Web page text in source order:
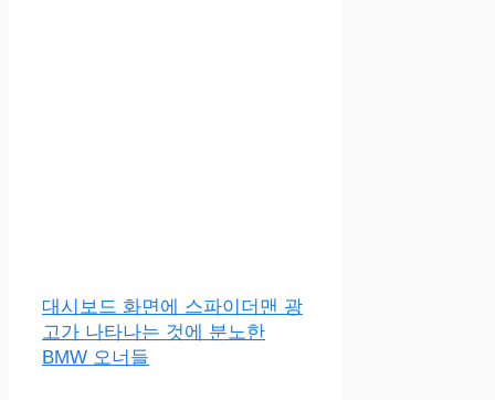
대시보드 화면에 스파이더맨 광
고가 나타나는 것에 분노한
BMW 오너들